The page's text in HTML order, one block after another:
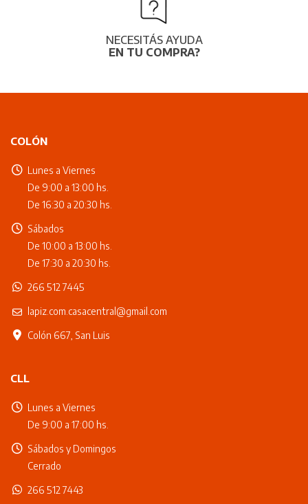
NECESITÁS AYUDA
EN TU COMPRA?
COLÓN
Lunes a Viernes
De 9:00 a 13:00 hs.
De 16:30 a 20:30 hs.
Sábados
De 10:00 a 13:00 hs.
De 17:30 a 20:30 hs.
266 512 7445
lapiz.com.casacentral@gmail.com
Colón 667, San Luis
CLL
Lunes a Viernes
De 9:00 a 17:00 hs.
Sábados y Domingos
Cerrado
266 512 7443